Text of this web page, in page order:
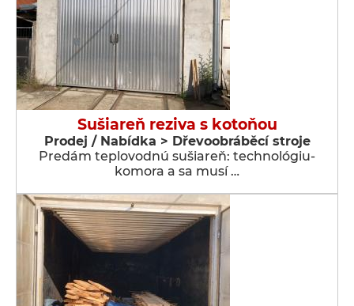
Sušiareň reziva s kotoňou
Prodej / Nabídka > Dřevoobráběcí stroje
Predám teplovodnú sušiareň: technológiu-
komora a sa musí …